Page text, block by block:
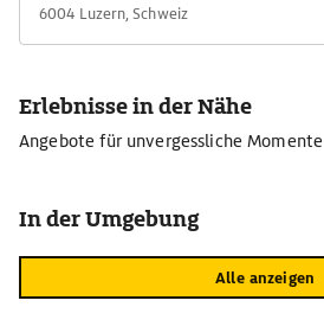
6004 Luzern, Schweiz
Erlebnisse in der Nähe
Angebote für unvergessliche Momente
In der Umgebung
Alle anzeigen